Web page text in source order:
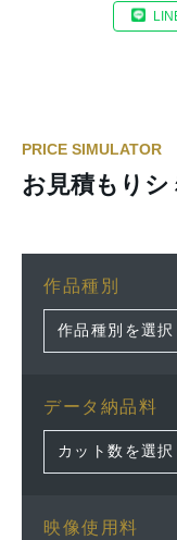
PRICE SIMULATOR
お見積もり
作品種別
データ納品料
映像使用料